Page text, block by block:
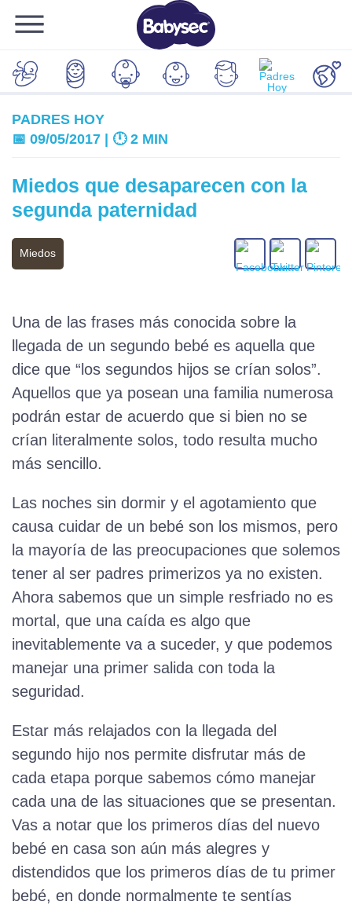
PADRES HOY
📅 09/05/2017 | 🕛 2 MIN
Miedos que desaparecen con la
segunda paternidad
Miedos
Una de las frases más conocida sobre la
llegada de un segundo bebé es aquella que
dice que “los segundos hijos se crían solos”.
Aquellos que ya posean una familia numerosa
podrán estar de acuerdo que si bien no se
crían literalmente solos, todo resulta mucho
más sencillo.
Las noches sin dormir y el agotamiento que
causa cuidar de un bebé son los mismos, pero
la mayoría de las preocupaciones que solemos
tener al ser padres primerizos ya no existen.
Ahora sabemos que un simple resfriado no es
mortal, que una caída es algo que
inevitablemente va a suceder, y que podemos
manejar una primer salida con toda la
seguridad.
Estar más relajados con la llegada del
segundo hijo nos permite disfrutar más de
cada etapa porque sabemos cómo manejar
cada una de las situaciones que se presentan.
Vas a notar que los primeros días del nuevo
bebé en casa son aún más alegres y
distendidos que los primeros días de tu primer
bebé, en donde normalmente te sentías